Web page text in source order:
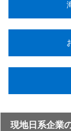
現地日系企業